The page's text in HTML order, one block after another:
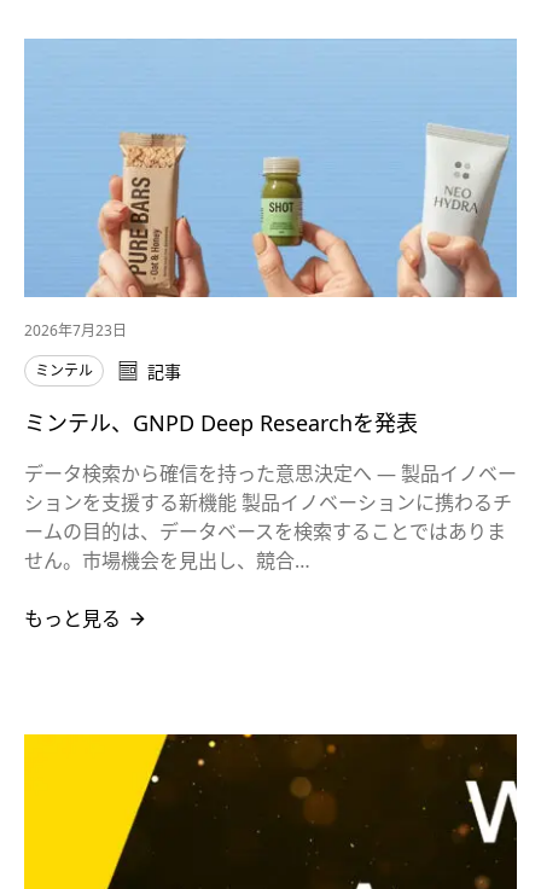
2026年7月23日
ミンテル
記事
ミンテル、GNPD Deep Researchを発表
データ検索から確信を持った意思決定へ ― 製品イノベー
ションを支援する新機能 製品イノベーションに携わるチ
ームの目的は、データベースを検索することではありま
せん。市場機会を見出し、競合…
もっと見る